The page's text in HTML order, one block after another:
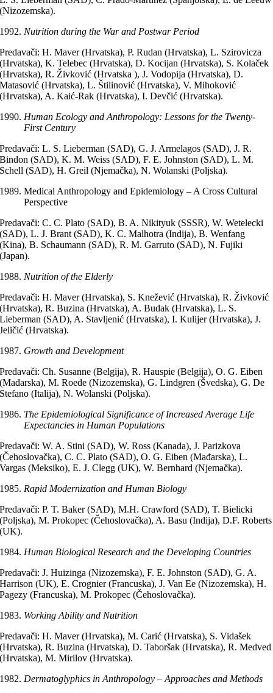
(Nizozemska).
Nutrition during the War and Postwar Period
Predavači: H. Maver (Hrvatska), P. Rudan (Hrvatska), L. Szirovicza
(Hrvatska), K. Telebec (Hrvatska), D. Kocijan (Hrvatska), S. Kolaček
(Hrvatska), R. Živković (Hrvatska ), J. Vodopija (Hrvatska), D.
Matasović (Hrvatska), L. Štilinović (Hrvatska), V. Mihoković
(Hrvatska), A. Kaić-Rak (Hrvatska), I. Devčić (Hrvatska).
Human Ecology and Anthropology: Lessons for the Twenty-
First Century
Predavači: L. S. Lieberman (SAD), G. J. Armelagos (SAD), J. R.
Bindon (SAD), K. M. Weiss (SAD), F. E. Johnston (SAD), L. M.
Schell (SAD), H. Greil (Njemačka), N. Wolanski (Poljska).
Medical Anthropology and Epidemiology – A Cross Cultural
Perspective
Predavači: C. C. Plato (SAD), B. A. Nikityuk (SSSR), W. Wetelecki
(SAD), L. J. Brant (SAD), K. C. Malhotra (Indija), B. Wenfang
(Kina), B. Schaumann (SAD), R. M. Garruto (SAD), N. Fujiki
(Japan).
Nutrition of the Elderly
Predavači: H. Maver (Hrvatska), S. Knežević (Hrvatska), R. Živković
(Hrvatska), R. Buzina (Hrvatska), A. Budak (Hrvatska), L. S.
Lieberman (SAD), A. Stavljenić (Hrvatska), I. Kulijer (Hrvatska), J.
Jeličić (Hrvatska).
Growth and Development
Predavači: Ch. Susanne (Belgija), R. Hauspie (Belgija), O. G. Eiben
(Mađarska), M. Roede (Nizozemska), G. Lindgren (Švedska), G. De
Stefano (Italija), N. Wolanski (Poljska).
The Epidemiological Significance of Increased Average Life
Expectancies in Human Populations
Predavači: W. A. Stini (SAD), W. Ross (Kanada), J. Parizkova
(Čehoslovačka), C. C. Plato (SAD), O. G. Eiben (Mađarska), L.
Vargas (Meksiko), E. J. Clegg (UK), W. Bernhard (Njemačka).
Rapid Modernization and Human Biology
Predavači: P. T. Baker (SAD), M.H. Crawford (SAD), T. Bielicki
(Poljska), M. Prokopec (Čehoslovačka), A. Basu (Indija), D.F. Roberts
(UK).
Human Biological Research and the Developing Countries
Predavači: J. Huizinga (Nizozemska), F. E. Johnston (SAD), G. A.
Harrison (UK), E. Crognier (Francuska), J. Van Ee (Nizozemska), H.
Pagezy (Francuska), M. Prokopec (Čehoslovačka).
Working Ability and Nutrition
Predavači: H. Maver (Hrvatska), M. Carić (Hrvatska), S. Vidašek
(Hrvatska), R. Buzina (Hrvatska), D. Taboršak (Hrvatska), R. Medved
(Hrvatska), M. Mirilov (Hrvatska).
Dermatoglyphics in Anthropology – Approaches and Methods